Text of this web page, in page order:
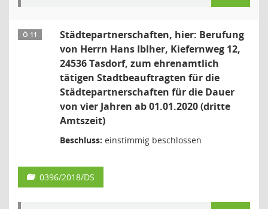
Ö 11
Städtepartnerschaften, hier: Berufung
von Herrn Hans Iblher, Kiefernweg 12,
24536 Tasdorf, zum ehrenamtlich
tätigen Stadtbeauftragten für die
Städtepartnerschaften für die Dauer
von vier Jahren ab 01.01.2020 (dritte
Amtszeit)
Beschluss: einstimmig beschlossen
0396/2018/DS